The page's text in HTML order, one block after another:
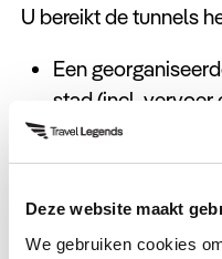
Deze website maakt
We gebruiken cookies
U bereikt de tunnels
Een
stad (incl. vervoer
Privétaxi of Grab,
comfort
Zelf rijden per
de avontuurlijke